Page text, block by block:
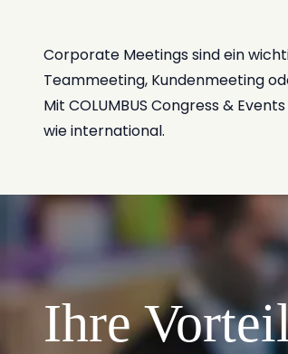
Corporate Meetings sind ein
Teammeeting, Kundenmeeting
Mit COLUMBUS Congress &
wie international.
Ihre